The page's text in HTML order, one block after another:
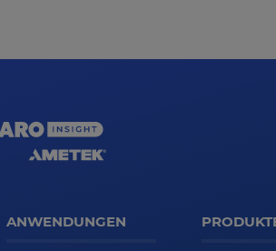
ANWENDUNGEN